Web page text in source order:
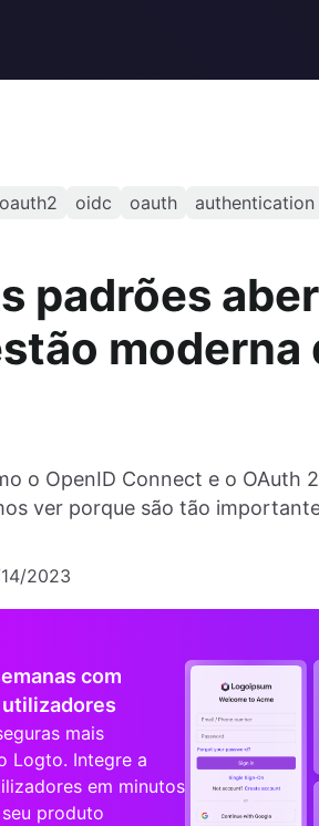
oauth2 oidc oauth authentication
padrões
o OpenID Connect e o OAuth
ver porque são tão
2023
com
mais
Logto. Integre a
em minutos
produto